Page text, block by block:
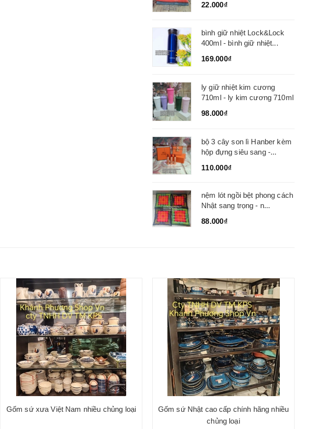
22.000₫
bình giữ nhiệt Lock&Lock
400ml - bình giữ nhiệt...
169.000₫
ly giữ nhiệt kim cương
710ml - ly kim cương 710ml
98.000₫
bộ 3 cây son lì Hanber kèm
hộp đựng siêu sang -...
110.000₫
nệm lót ngồi bệt phong cách
Nhật sang trọng - n...
88.000₫
Gốm sứ xưa Việt Nam nhiều chủng loại
Gốm sứ Nhật cao cấp chính hãng nhiều
chủng loại